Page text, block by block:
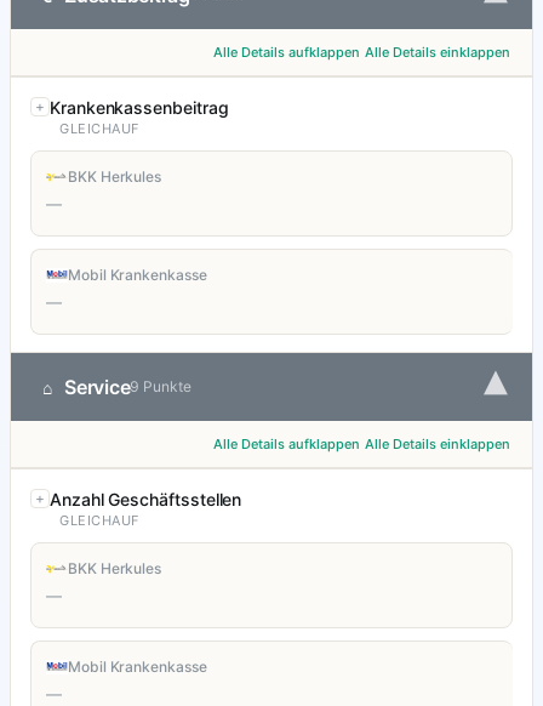
Alle Details aufklappen Alle Details einklappen
Krankenkassenbeitrag
GLEICHAUF
BKK Herkules
—
Mobil Krankenkasse
—
⌂ Service9 Punkte ▾
Alle Details aufklappen Alle Details einklappen
Anzahl Geschäftsstellen
GLEICHAUF
BKK Herkules
—
Mobil Krankenkasse
—